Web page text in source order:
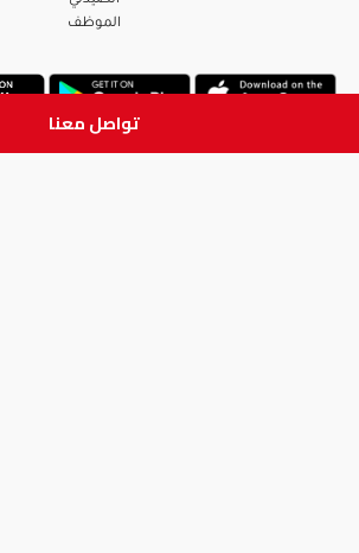
تواصل معنا
الموظف